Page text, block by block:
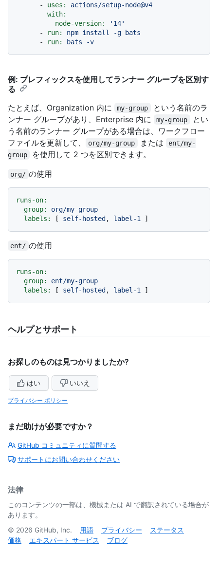
-
uses:
actions/setup-node@v4
with:
node-version:
'14'
-
run: npm install -g
bats
-
run: bats -v
例: プレフィックスを使用してランナー グループを区別す
る
たとえば、Organization 内に
my-group
という名前のラ
ンナー グループがあり、Enterprise 内に
my-group
とい
う名前のランナー グループがある場合は、ワークフロー
ファイルを更新して、
org/my-group または
ent/my-
group
を使用して 2 つを区別できます。
org/ の使用
runs-on:
group:
org/my-group
labels:
[ self-hosted , label-1
ent/ の使用
runs-on:
group:
ent/my-group
labels:
[ self-hosted , label-1
ヘルプとサポート
お探しのものは見つかりましたか?
はい いいえ
プライバシー ポリシー
まだ助けが必要ですか？
GitHub コミュニティに質問する
サポートにお問い合わせください
法律
このコンテンツの一部は、機械または AI で翻訳されている場合が
あります。
© 2026 GitHub, Inc. 用語 プライバシー
ステータス
価格
エキスパート サービス ブログ